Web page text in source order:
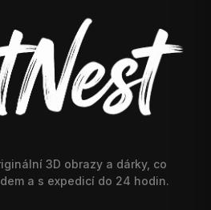
3D obrazy a dárky, co
a s expedicí do 24 hodin.